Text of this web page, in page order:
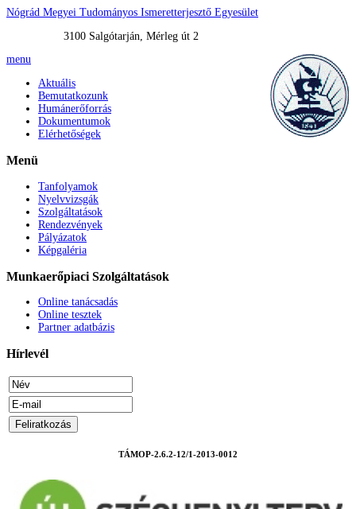
Nógrád Megyei Tudományos Ismeretterjesztő Egyesület
3100 Salgótarján, Mérleg út 2
menu
Aktuális
Bemutatkozunk
Humánerőforrás
Dokumentumok
Elérhetőségek
Menü
Tanfolyamok
Nyelvvizsgák
Szolgáltatások
Rendezvények
Pályázatok
Képgaléria
Munkaerőpiaci Szolgáltatások
Online tanácsadás
Online tesztek
Partner adatbázis
Hírlevél
TÁMOP-2.6.2-12/1-2013-0012